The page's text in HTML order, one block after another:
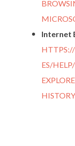
Internet
ES/
HISTORY